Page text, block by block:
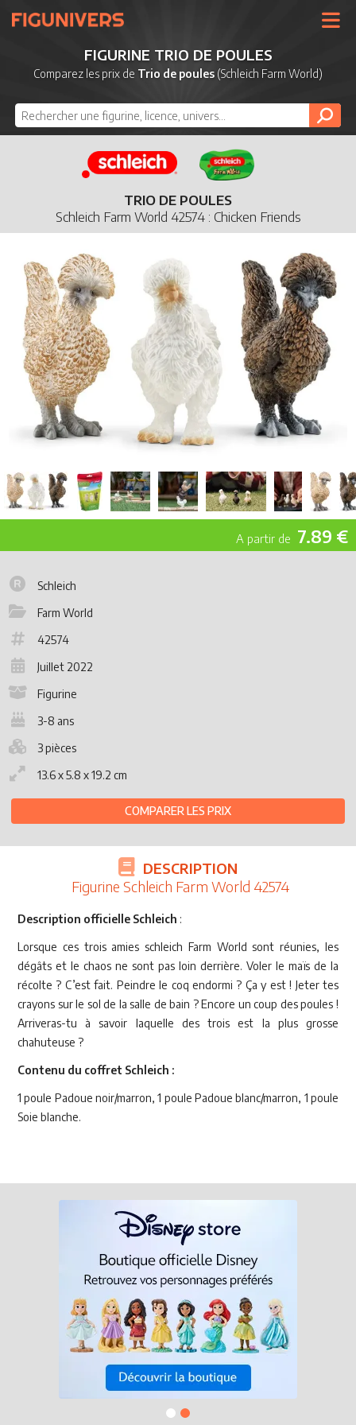
UNIVERS
LICENCES
NOUVEAUTÉS
DERNIERS AJOUTS
FIGURINE TRIO DE POULES
Comparez les prix de Trio de poules (Schleich Farm World)
TRIO DE POULES
Schleich Farm World 42574 : Chicken Friends
7.89 €
Schleich
Farm World
42574
Juillet 2022
Figurine
3-8 ans
3 pièces
13.6 x 5.8 x 19.2 cm
COMPARER LES PRIX
DESCRIPTION
Figurine Schleich Farm World 42574
Description officielle Schleich :
Lorsque ces trois amies schleich Farm World sont réunies, les
dégâts et le chaos ne sont pas loin derrière. Voler le maïs de la
récolte ? C’est fait. Peindre le coq endormi ? Ça y est ! Jeter tes
crayons sur le sol de la salle de bain ? Encore un coup des poules !
Arriveras-tu à savoir laquelle des trois est la plus grosse
chahuteuse ?
Contenu du coffret Schleich :
1 poule Padoue noir/marron, 1 poule Padoue blanc/marron, 1 poule
Soie blanche.